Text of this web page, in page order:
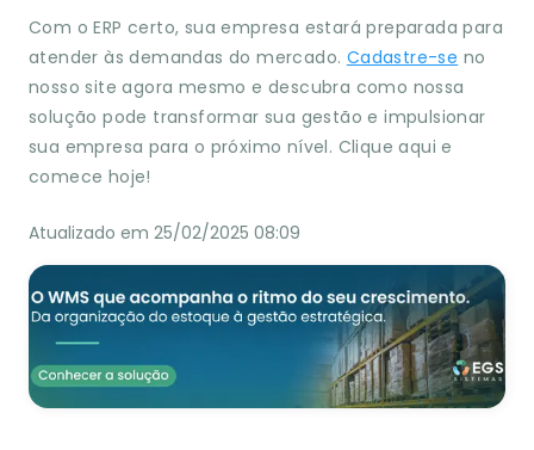
Com o ERP certo, sua empresa estará preparada para
atender às demandas do mercado. Cadastre-se no
nosso site agora mesmo e descubra como nossa
solução pode transformar sua gestão e impulsionar
sua empresa para o próximo nível. Clique aqui e
comece hoje!
Atualizado em 25/02/2025 08:09